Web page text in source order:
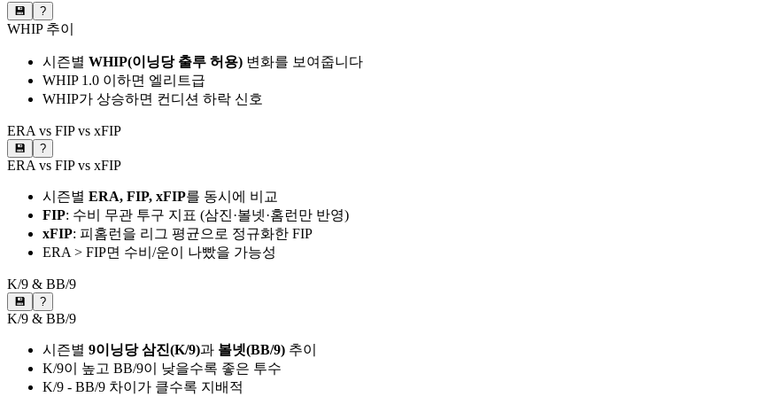
💾 ?
WHIP 추이
시즌별 WHIP(이닝당 출루 허용) 변화를 보여줍니다
WHIP 1.0 이하면 엘리트급
WHIP가 상승하면 컨디션 하락 신호
ERA vs FIP vs xFIP
💾 ?
ERA vs FIP vs xFIP
시즌별 ERA, FIP, xFIP를 동시에 비교
FIP: 수비 무관 투구 지표 (삼진·볼넷·홈런만 반영)
xFIP: 피홈런을 리그 평균으로 정규화한 FIP
ERA > FIP면 수비/운이 나빴을 가능성
K/9 & BB/9
💾 ?
K/9 & BB/9
시즌별 9이닝당 삼진(K/9)과 볼넷(BB/9) 추이
K/9이 높고 BB/9이 낮을수록 좋은 투수
K/9 - BB/9 차이가 클수록 지배적